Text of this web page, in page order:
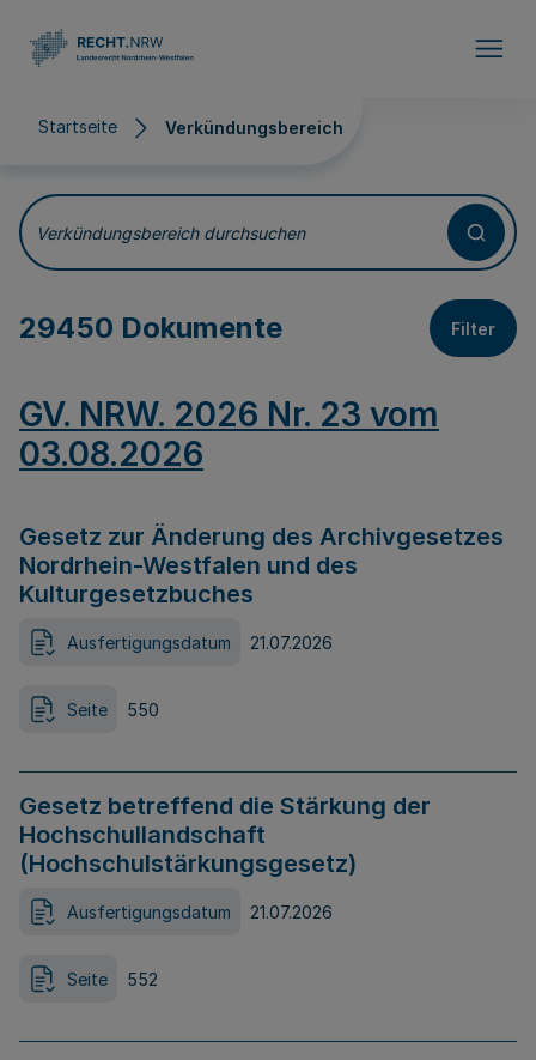
Startseite Verkündungsbereich
Verkündungsbereich
Verkündungsbereich durchsuchen
29450 Dokumente Filter
GV. NRW. 2026 Nr. 23 vom
03.08.2026
Gesetz zur Änderung des Archivgesetzes
Nordrhein-Westfalen und des
Kulturgesetzbuches
Ausfertigungsdatum 21.07.2026
Seite 550
Gesetz betreffend die Stärkung der
Hochschullandschaft
(Hochschulstärkungsgesetz)
Ausfertigungsdatum 21.07.2026
Seite 552